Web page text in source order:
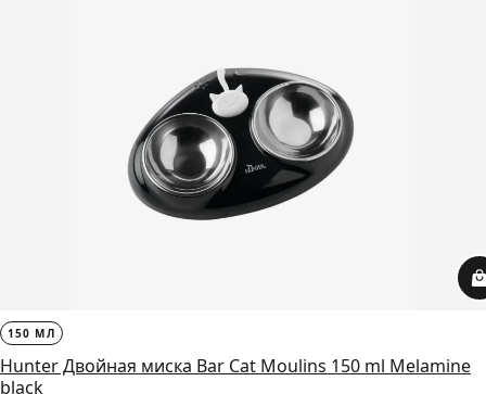
150 МЛ
Hunter Двойная миска Bar Cat Moulins 150 ml Melamine
black